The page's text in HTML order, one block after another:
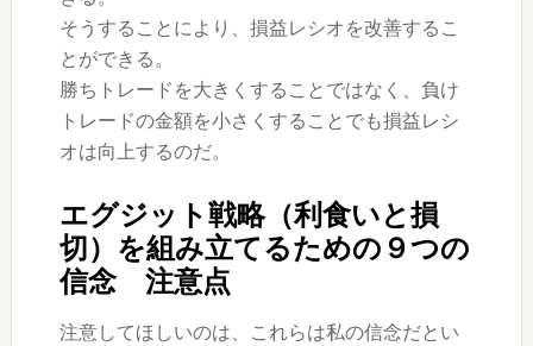
そうすることにより、損益レシオを改善するこ
とができる。
勝ちトレードを大きくすることではなく、負け
トレードの金額を小さくすることでも損益レシ
オは向上するのだ。
エグジット戦略（利食いと損
切）を組み立てるための９つの
信念 注意点
注意してほしいのは、これらは私の信念だとい